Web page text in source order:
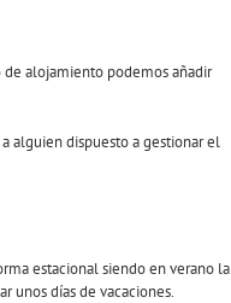
alojamiento podemos añadir
alguien dispuesto a gestionar el
estacional siendo en verano la
unos días de vacaciones.